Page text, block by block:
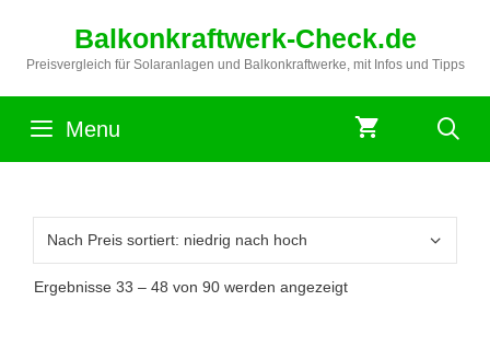
springen
Balkonkraftwerk-Check.de
Preisvergleich für Solaranlagen und Balkonkraftwerke, mit Infos und Tipps
Menu
Ergebnisse 33 – 48 von 90 werden angezeigtNach